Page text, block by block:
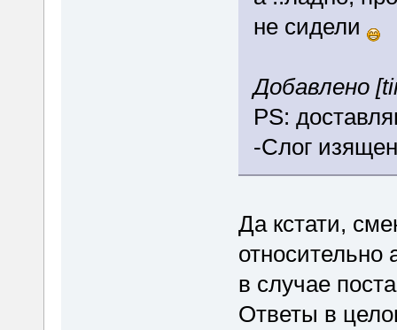
не сидели
Добавлено
PS:
-Слог
Да кстати,
относительно
в случае
Ответы в